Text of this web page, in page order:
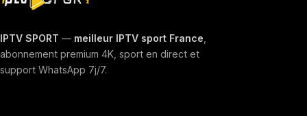
IPTV SPORT — meilleur IPTV sport France
abonnement premium 4K, sport en direct et
support WhatsApp 7j/7.